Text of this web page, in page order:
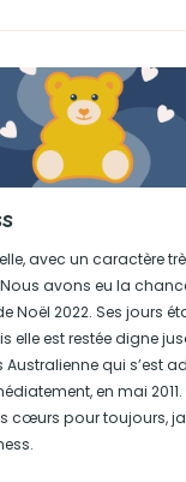
avec un caractère
avons eu la
Noël 2022. Ses jours
elle est restée digne
Australienne qui s’est
en mai 2011.
cœurs pour toujours,